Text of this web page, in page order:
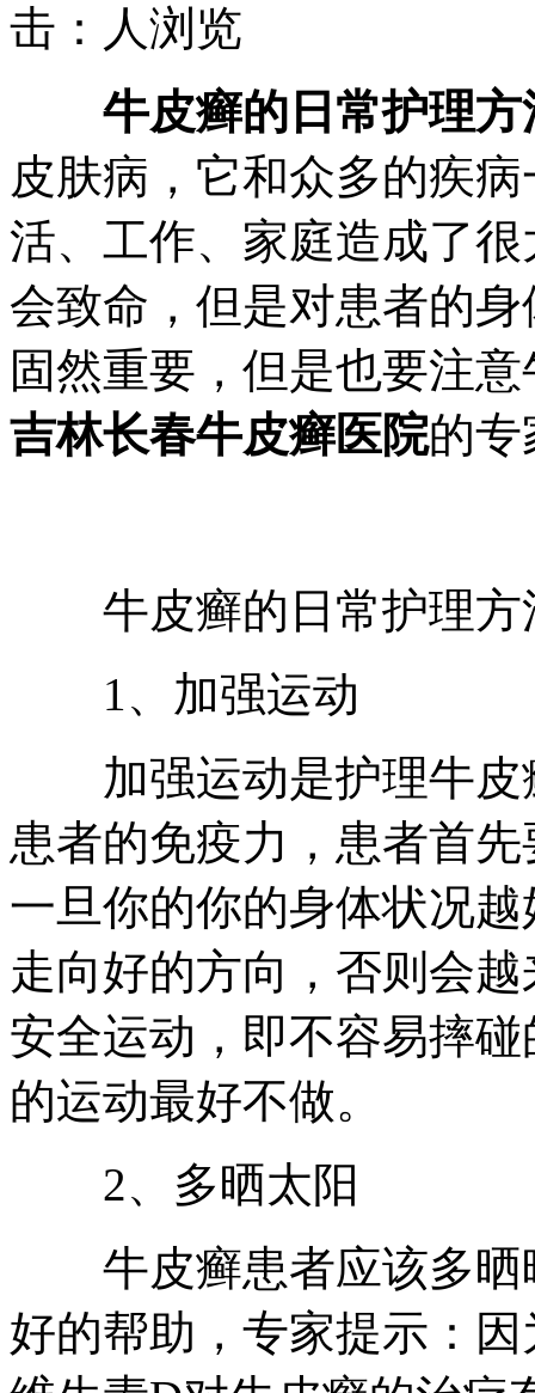
击： 人浏览
牛皮癣的日常护理方
皮肤病，它和众多的疾
活、工作、家庭造成了
会致命，但是对患者的
固然重要，但是也要注
吉林长春牛皮癣医院的专
牛皮癣的日常护理方
1、加强运动
加强运动是护理牛皮
患者的免疫力，患者首
一旦你的你的身体状况
走向好的方向，否则会
安全运动，即不容易摔
的运动最好不做。
2、多晒太阳
牛皮癣患者应该多晒
好的帮助，专家提示：